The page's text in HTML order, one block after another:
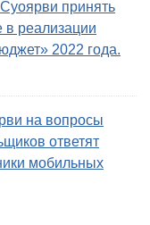
принять
в реализации
2022 года.
на вопросы
ответят
мобильных